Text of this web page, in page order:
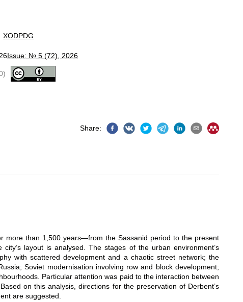
XODPDG
Issue: № 5 (72), 2026
Share:
more than 1,500 years—from the Sassanid period to the present
layout is analysed. The stages of the urban environment’s
with scattered development and a chaotic street network; the
Soviet modernisation involving row and block development;
Particular attention was paid to the interaction between
on this analysis, directions for the preservation of Derbent’s
are suggested.